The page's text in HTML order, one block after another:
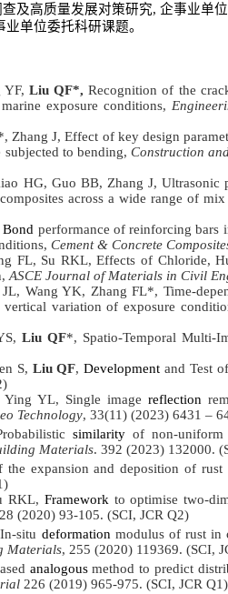
及高质量发展对策研究, 企事业单
单位委托科研课题。
Liu QF*, Recognition of the
exposure conditions,
Zhang J, Effect of key design
subjected to bending,Construction
HG, Guo BB, Zhang J, Ultrasonic
across a wide range of
Bond performance of reinforcing bars
Cement & Concrete
FL, Su RKL, Effects of Chloride,
ASCE Journal of Materials in Civil
Wang YK, Zhang FL*, Time-
vertical variation of exposure
Liu QF*, Spatio-Temporal Multi-
S, Liu QF,Development and Test
Ying YL, Single imagereflection
Technology, 33(11) (2023) 6431 –
similarityof non-uniform
Materials. 392 (2023) 132000.
expansion and deposition of
RKL, Framework to optimise two-
(2020) 93-105. (SCI, JCR Q2)
situ deformation modulus of rust in
Materials, 255 (2020) 119369. (SCI,
analogousmethod to predict
226 (2019) 965-975. (SCI, JCR Q1)